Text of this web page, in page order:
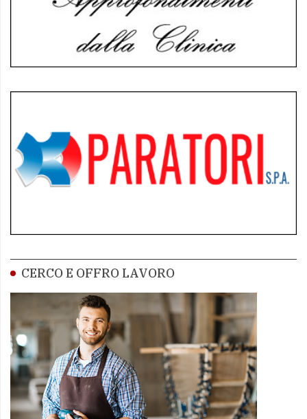
CERCO E OFFRO LAVORO